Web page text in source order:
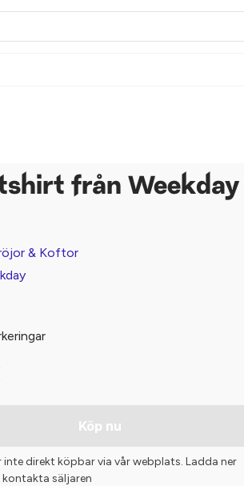
från Weekday
& Koftor
Köp nu
inte direkt köpbar via vår webplats. Ladda ner
säljaren